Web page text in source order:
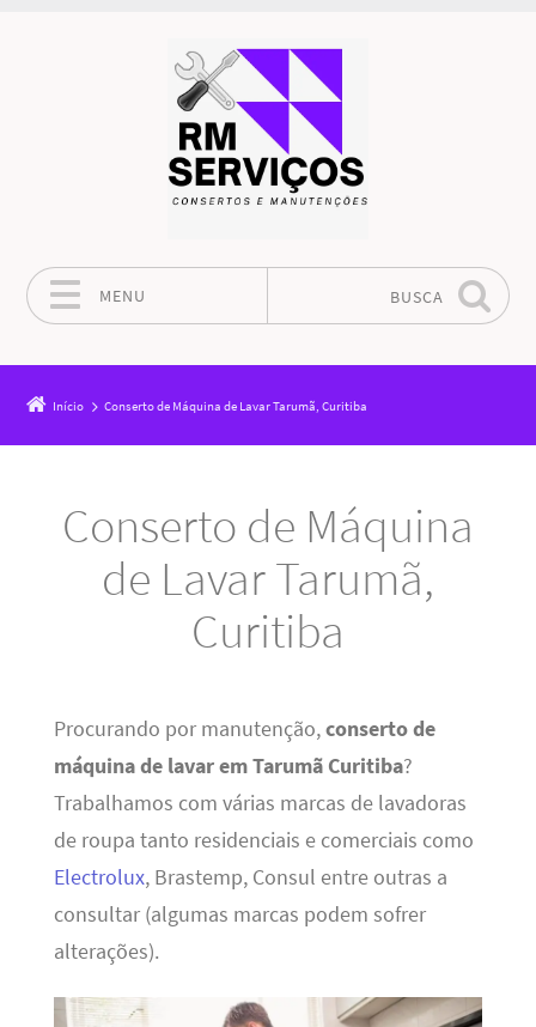
MENU BUSCA
Início Conserto de Máquina de Lavar Tarumã, Curitiba
Conserto de Máquina
de Lavar Tarumã,
Curitiba
Procurando por manutenção,conserto de
máquina de lavar em Tarumã Curitiba?
Trabalhamos com várias marcas de lavadoras
de roupa tanto residenciais e comerciais como
Electrolux, Brastemp, Consul entre outras a
consultar (algumas marcas podem sofrer
alterações).